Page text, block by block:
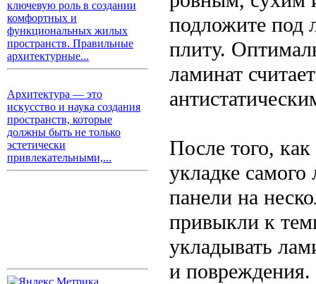
ключевую роль в создании
комфортных и
функциональных жилых
пространств. Правильные
архитектурные...
Архитектура — это
искусство и наука создания
пространств, которые
должны быть не только
эстетически
привлекательными,...
подложите под
плиту.
ламинат
После того,
укладке самого
панели на
привыкли к
укладывать
и повреждения.